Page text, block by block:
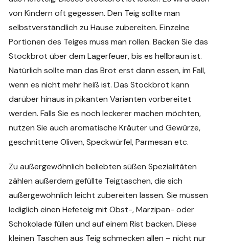
von Kindern oft gegessen. Den Teig sollte man
selbstverständlich zu Hause zubereiten. Einzelne
Portionen des Teiges muss man rollen. Backen Sie das
Stockbrot über dem Lagerfeuer, bis es hellbraun ist.
Natürlich sollte man das Brot erst dann essen, im Fall,
wenn es nicht mehr heiß ist. Das Stockbrot kann
darüber hinaus in pikanten Varianten vorbereitet
werden. Falls Sie es noch leckerer machen möchten,
nutzen Sie auch aromatische Kräuter und Gewürze,
geschnittene Oliven, Speckwürfel, Parmesan etc.
Zu außergewöhnlich beliebten süßen Spezialitäten
zählen außerdem gefüllte Teigtaschen, die sich
außergewöhnlich leicht zubereiten lassen. Sie müssen
lediglich einen Hefeteig mit Obst-, Marzipan- oder
Schokolade füllen und auf einem Rist backen. Diese
kleinen Taschen aus Teig schmecken allen – nicht nur